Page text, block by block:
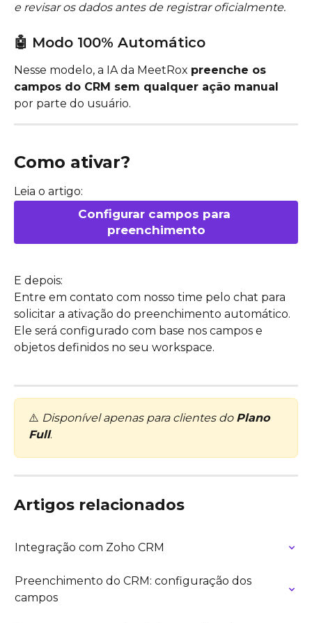
e revisar os dados antes de registrar oficialmente.
🤖 Modo 100% Automático
Nesse modelo, a IA da MeetRox preenche os
campos do CRM sem qualquer ação manual
por parte do usuário.
Como ativar?
Leia o artigo:
Configurar campos para
preenchimento
E depois:
Entre em contato com nosso time pelo chat para
solicitar a ativação do preenchimento automático.
Ele será configurado com base nos campos e
objetos definidos no seu workspace.
⚠️ Disponível apenas para clientes do Plano
Full.
Artigos relacionados
Integração com Zoho CRM
Preenchimento do CRM: configuração dos
campos